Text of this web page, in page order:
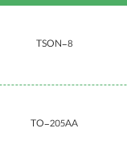
TSON-8
TO-205AA